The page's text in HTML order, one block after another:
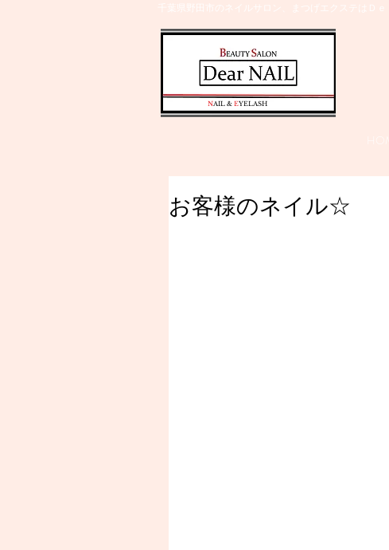
千葉県野田市のネイルサロン、まつげエクステはＤ
​NAIL & EYELASH
お客様のネイル☆